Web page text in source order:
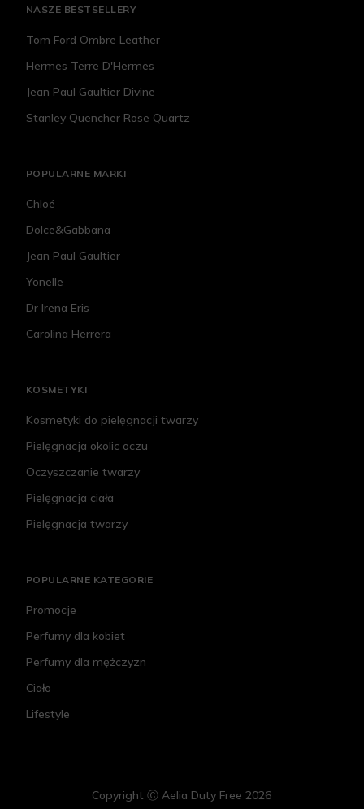
NASZE BESTSELLERY
Tom Ford Ombre Leather
Hermes Terre D'Hermes
Jean Paul Gaultier Divine
Stanley Quencher Rose Quartz
POPULARNE MARKI
Chloé
Dolce&Gabbana
Jean Paul Gaultier
Yonelle
Dr Irena Eris
Carolina Herrera
KOSMETYKI
Kosmetyki do pielęgnacji twarzy
Pielęgnacja okolic oczu
Oczyszczanie twarzy
Pielęgnacja ciała
Pielęgnacja twarzy
POPULARNE KATEGORIE
Promocje
Perfumy dla kobiet
Perfumy dla mężczyzn
Ciało
Lifestyle
Copyright Ⓒ Aelia Duty Free 2026